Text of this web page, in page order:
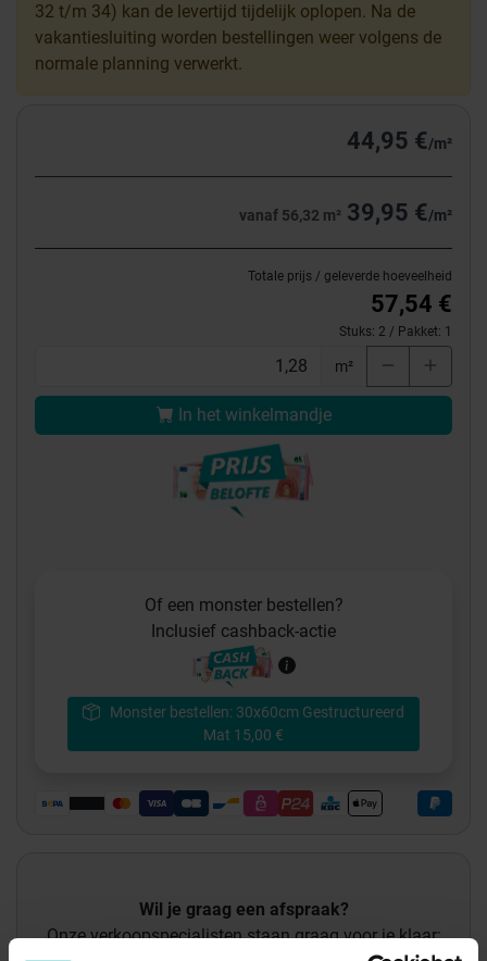
32 t/m 34) kan de levertijd tijdelijk oplopen. Na de
vakantiesluiting worden bestellingen weer volgens de
normale planning verwerkt.
44,95 €/m²
vanaf 56,32 m² 39,95 €/m²
Totale prijs / geleverde hoeveelheid
57,54 €
Stuks: 2 / Pakket: 1
m²
In het winkelmandje
Of een monster bestellen?
Inclusief cashback-actie
Monster bestellen: 30x60cm Gestructureerd
Mat 15,00 €
Wil je graag een afspraak?
Onze verkoopspecialisten staan graag voor je klaar: